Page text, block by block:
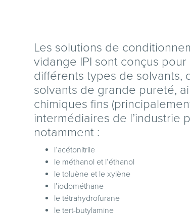
Les solutions de
vidange IPI sont conçus
différents types de solvants,
solvants de grande pureté,
chimiques fins
intermédiaires de l’industrie
notamment :
l’acétonitrile
le méthanol et l’éthanol
le toluène et le xylène
l’iodométhane
le tétrahydrofurane
le tert-butylamine